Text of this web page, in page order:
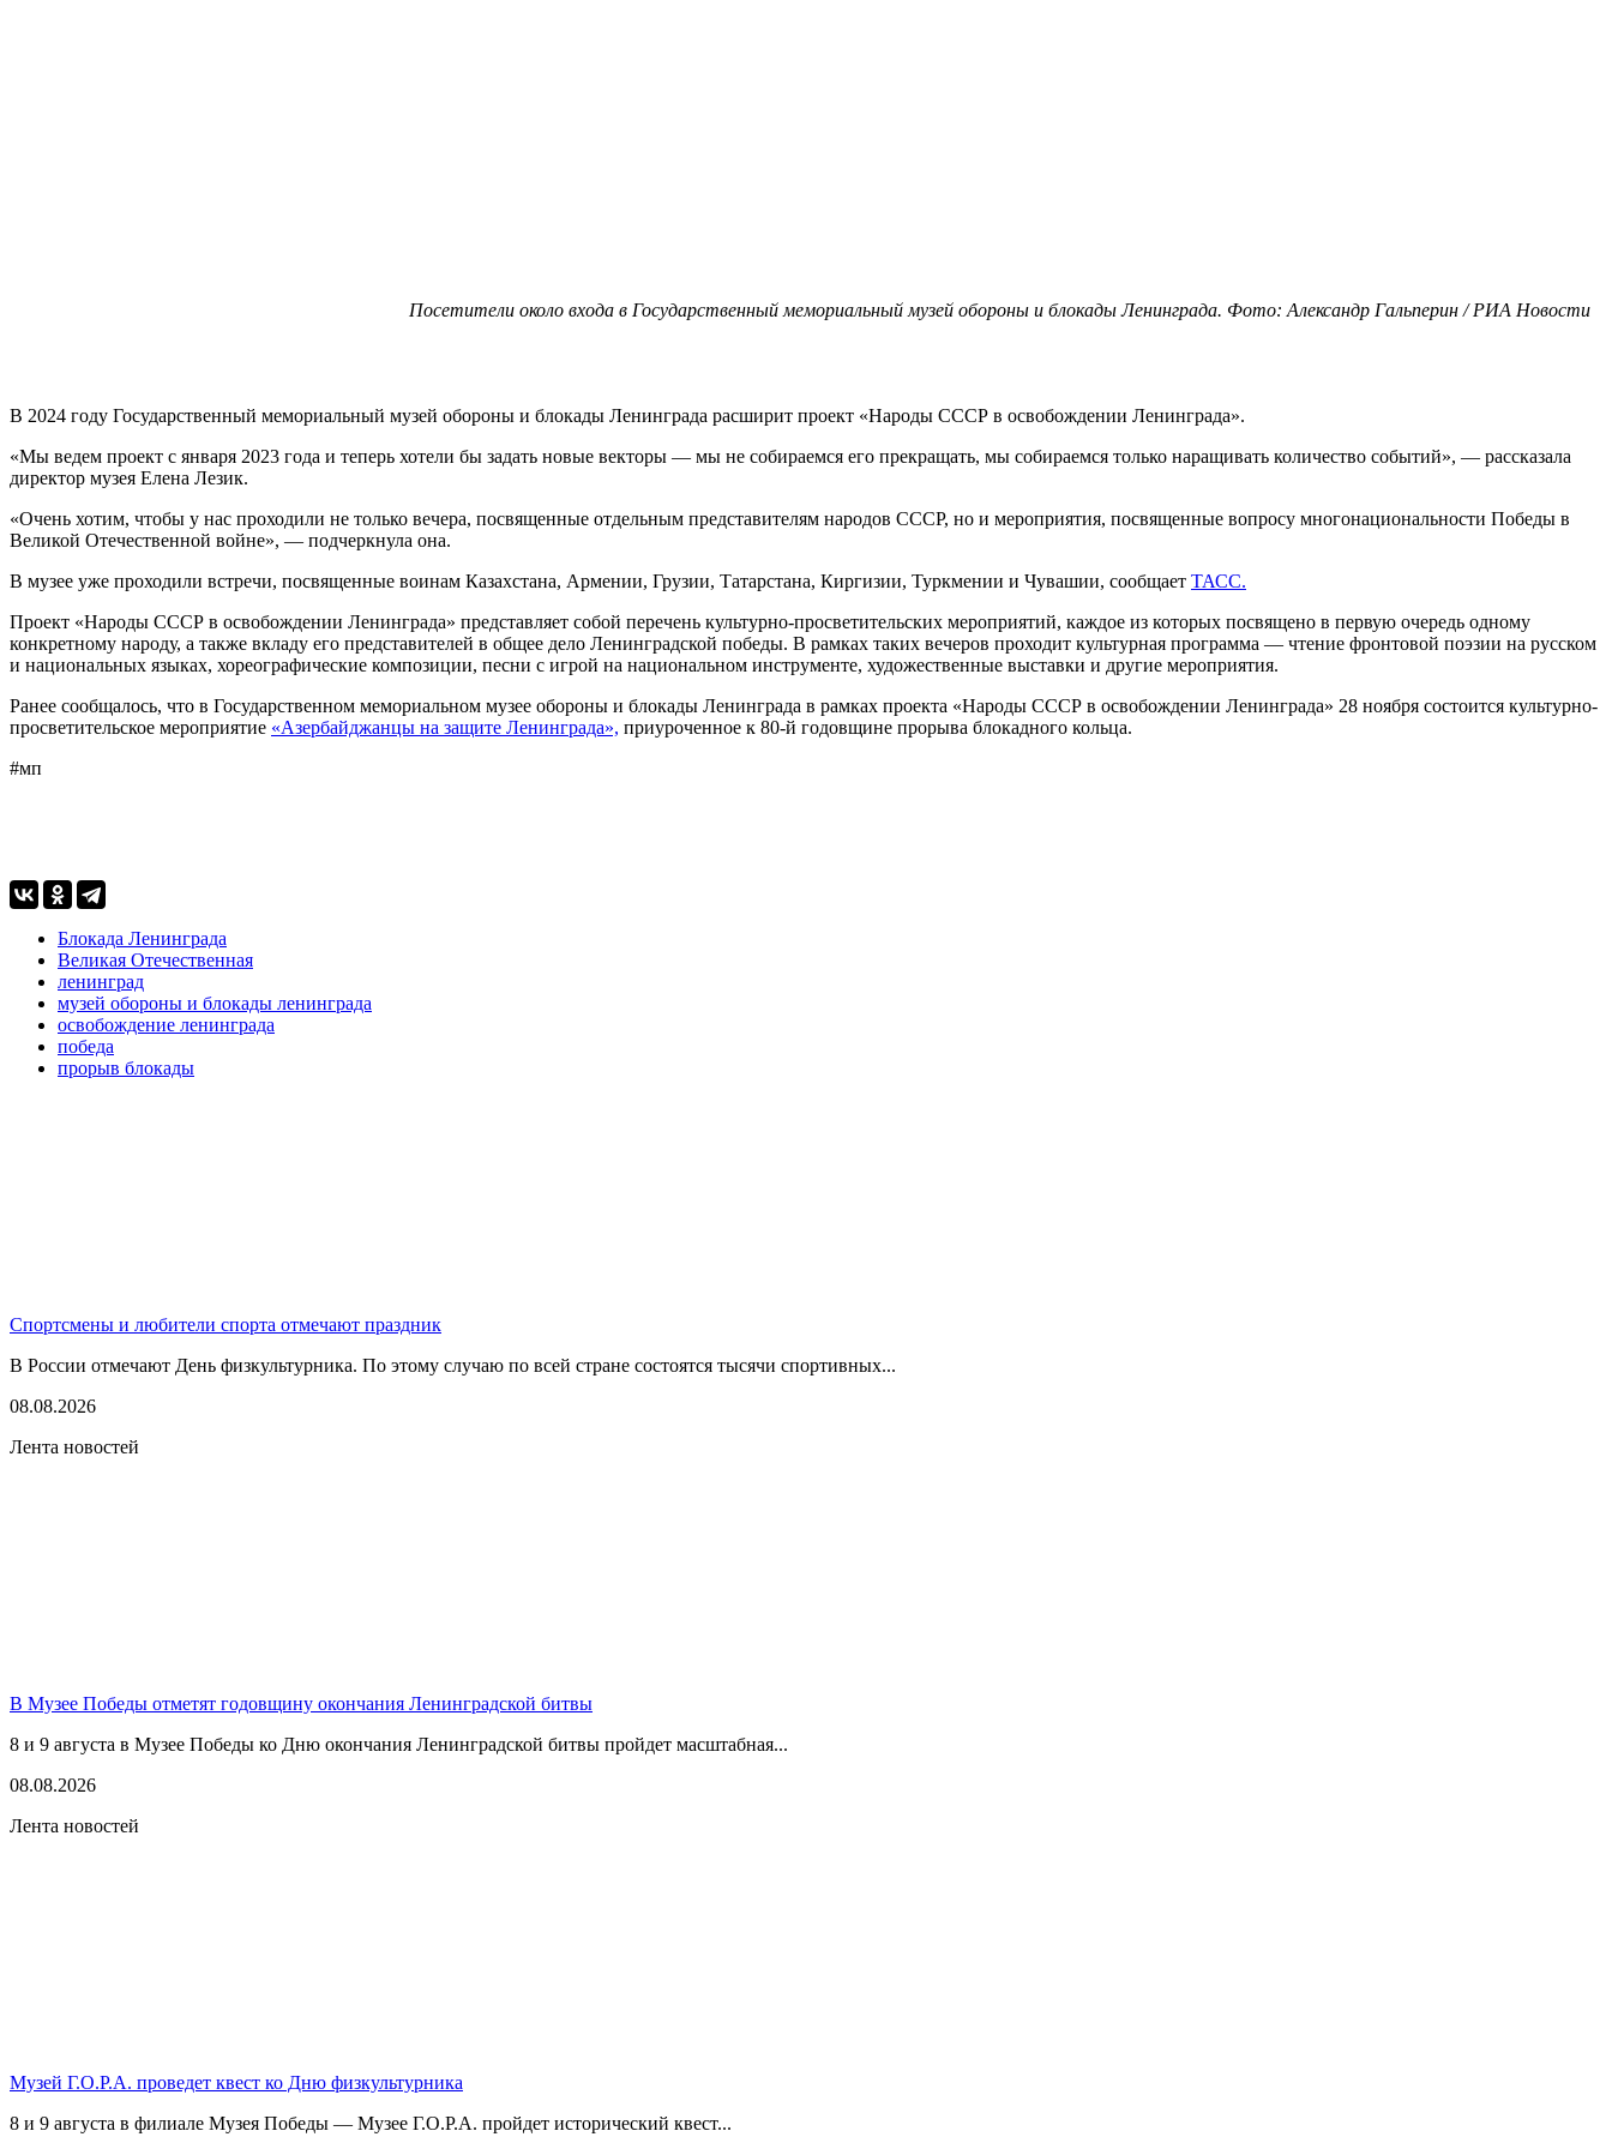
Посетители около входа в Государственный мемориальный музей обороны и блокады Ленинграда. Фото: Александр Гальперин / РИА Новости
В 2024 году Государственный мемориальный музей обороны и блокады Ленинграда расширит проект «Народы СССР в освобождении Ленинграда».
«Мы ведем проект с января 2023 года и теперь хотели бы задать новые векторы — мы не собираемся его прекращать, мы собираемся только наращивать количество событий», — рассказала
директор музея Елена Лезик.
«Очень хотим, чтобы у нас проходили не только вечера, посвященные отдельным представителям народов СССР, но и мероприятия, посвященные вопросу многонациональности Победы в
Великой Отечественной войне», — подчеркнула она.
В музее уже проходили встречи, посвященные воинам Казахстана, Армении, Грузии, Татарстана, Киргизии, Туркмении и Чувашии, сообщает ТАСС.
Проект «Народы СССР в освобождении Ленинграда» представляет собой перечень культурно-просветительских мероприятий, каждое из которых посвящено в первую очередь одному
конкретному народу, а также вкладу его представителей в общее дело Ленинградской победы. В рамках таких вечеров проходит культурная программа — чтение фронтовой поэзии на русском
и национальных языках, хореографические композиции, песни с игрой на национальном инструменте, художественные выставки и другие мероприятия.
Ранее сообщалось, что в Государственном мемориальном музее обороны и блокады Ленинграда в рамках проекта «Народы СССР в освобождении Ленинграда» 28 ноября состоится культурно-
просветительское мероприятие «Азербайджанцы на защите Ленинграда», приуроченное к 80-й годовщине прорыва блокадного кольца.
#мп
Блокада Ленинграда
Великая Отечественная
ленинград
музей обороны и блокады ленинграда
освобождение ленинграда
победа
прорыв блокады
Спортсмены и любители спорта отмечают праздник
В России отмечают День физкультурника. По этому случаю по всей стране состоятся тысячи спортивных...
08.08.2026
Лента новостей
В Музее Победы отметят годовщину окончания Ленинградской битвы
8 и 9 августа в Музее Победы ко Дню окончания Ленинградской битвы пройдет масштабная...
08.08.2026
Лента новостей
Музей Г.О.Р.А. проведет квест ко Дню физкультурника
8 и 9 августа в филиале Музея Победы — Музее Г.О.Р.А. пройдет исторический квест...